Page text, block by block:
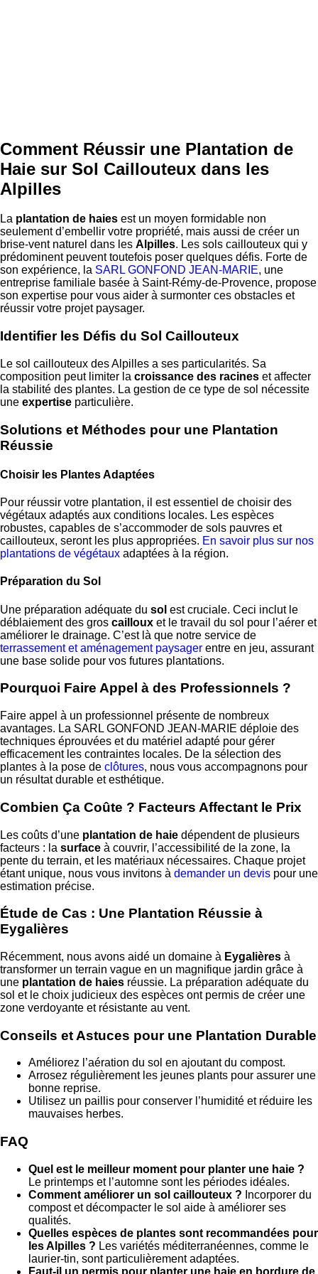
Comment Réussir une Plantation de
Haie sur Sol Caillouteux dans les
Alpilles
La plantation de haies est un moyen formidable non
seulement d’embellir votre propriété, mais aussi de créer un
brise-vent naturel dans les Alpilles. Les sols caillouteux qui y
prédominent peuvent toutefois poser quelques défis. Forte de
son expérience, la SARL GONFOND JEAN-MARIE, une
entreprise familiale basée à Saint-Rémy-de-Provence, propose
son expertise pour vous aider à surmonter ces obstacles et
réussir votre projet paysager.
Identifier les Défis du Sol Caillouteux
Le sol caillouteux des Alpilles a ses particularités. Sa
composition peut limiter la croissance des racines et affecter
la stabilité des plantes. La gestion de ce type de sol nécessite
une expertise particulière.
Solutions et Méthodes pour une Plantation
Réussie
Choisir les Plantes Adaptées
Pour réussir votre plantation, il est essentiel de choisir des
végétaux adaptés aux conditions locales. Les espèces
robustes, capables de s’accommoder de sols pauvres et
caillouteux, seront les plus appropriées. En savoir plus sur nos
plantations de végétaux adaptées à la région.
Préparation du Sol
Une préparation adéquate du sol est cruciale. Ceci inclut le
déblaiement des gros cailloux et le travail du sol pour l’aérer et
améliorer le drainage. C’est là que notre service de
terrassement et aménagement paysager entre en jeu, assurant
une base solide pour vos futures plantations.
Pourquoi Faire Appel à des Professionnels ?
Faire appel à un professionnel présente de nombreux
avantages. La SARL GONFOND JEAN-MARIE déploie des
techniques éprouvées et du matériel adapté pour gérer
efficacement les contraintes locales. De la sélection des
plantes à la pose de clôtures, nous vous accompagnons pour
un résultat durable et esthétique.
Combien Ça Coûte ? Facteurs Affectant le Prix
Les coûts d’une plantation de haie dépendent de plusieurs
facteurs : la surface à couvrir, l’accessibilité de la zone, la
pente du terrain, et les matériaux nécessaires. Chaque projet
étant unique, nous vous invitons à demander un devis pour une
estimation précise.
Étude de Cas : Une Plantation Réussie à
Eygalières
Récemment, nous avons aidé un domaine à Eygalières à
transformer un terrain vague en un magnifique jardin grâce à
une plantation de haies réussie. La préparation adéquate du
sol et le choix judicieux des espèces ont permis de créer une
zone verdoyante et résistante au vent.
Conseils et Astuces pour une Plantation Durable
Améliorez l’aération du sol en ajoutant du compost.
Arrosez régulièrement les jeunes plants pour assurer une
bonne reprise.
Utilisez un paillis pour conserver l’humidité et réduire les
mauvaises herbes.
FAQ
Quel est le meilleur moment pour planter une haie ?
Le printemps et l’automne sont les périodes idéales.
Comment améliorer un sol caillouteux ? Incorporer du
compost et décompacter le sol aide à améliorer ses
qualités.
Quelles espèces de plantes sont recommandées pour
les Alpilles ? Les variétés méditerranéennes, comme le
laurier-tin, sont particulièrement adaptées.
Faut-il un permis pour planter une haie en bordure de